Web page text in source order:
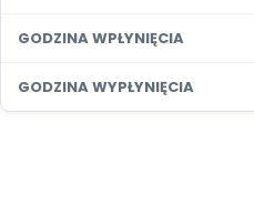
GODZINA WPŁYNIĘCIA
GODZINA WYPŁYNIĘCIA